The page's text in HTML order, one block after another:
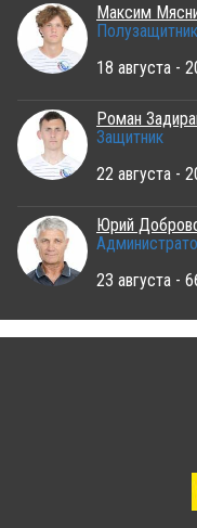
Максим
Полузащитник
18 августа -
Роман
Защитник
22 августа -
Юрий
23 августа -